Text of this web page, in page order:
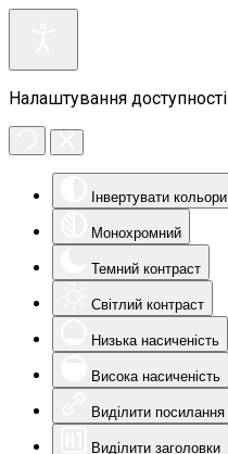
Налаштування доступності
Інвертувати кольори
Монохромний
Темний контраст
Світлий контраст
Низька насиченість
Висока насиченість
Виділити посилання
Виділити заголовки